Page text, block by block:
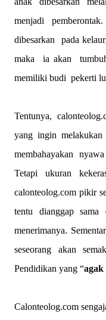
menjadi
dibesarkan pada
maka ia akan
memiliki budi pekerti
Tentunya,
yang ingin melakukan
membahayakan
Tetapi ukuran
calonteolog.com pikir
tentu dianggap
menerimanya.
seseorang akan
Pendidikan yang “agak
Calonteolog.com